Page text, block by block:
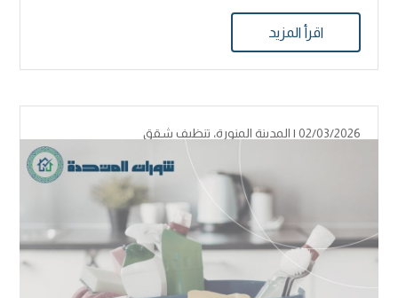
اقرأ المزيد
02/03/2026 | المدينة المنورة، تنظيف شقق